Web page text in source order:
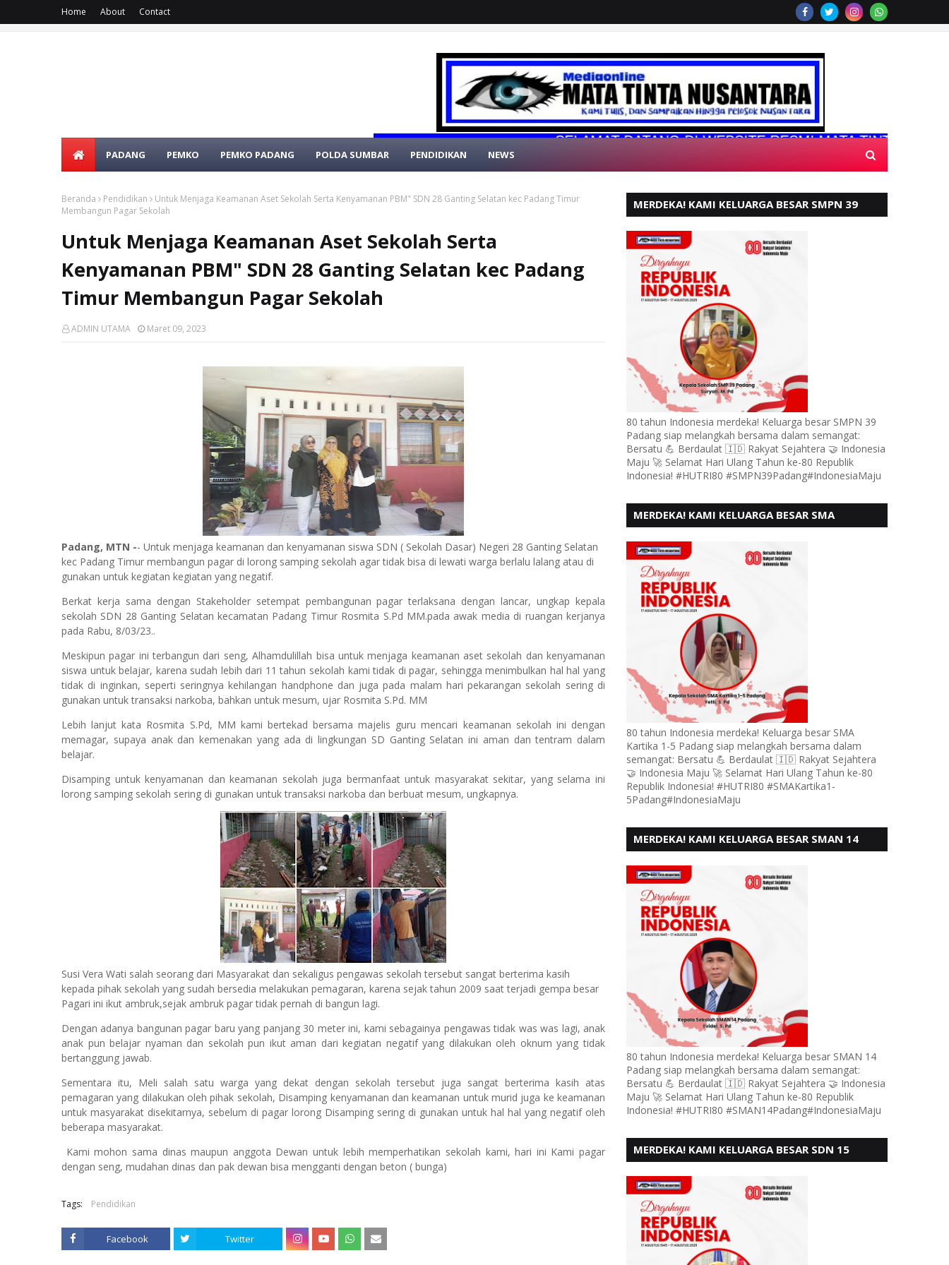
Home About Contact
SELAMAT DATANG DI WEBSITE RESMI MATA TINTA NUSANTARA
PADANG PEMKO PEMKO PADANG POLDA SUMBAR PENDIDIKAN NEWS
Beranda Pendidikan
Untuk Menjaga Keamanan Aset Sekolah Serta Kenyamanan PBM" SDN 28 Ganting Selatan kec Padang Timur
Membangun Pagar Sekolah
Untuk Menjaga Keamanan Aset Sekolah Serta
Kenyamanan PBM" SDN 28 Ganting Selatan kec Padang
Timur Membangun Pagar Sekolah
ADMIN UTAMA Maret 09, 2023
Padang, MTN -- Untuk menjaga keamanan dan kenyamanan siswa SDN ( Sekolah Dasar) Negeri 28 Ganting Selatan
kec Padang Timur membangun pagar di lorong samping sekolah agar tidak bisa di lewati warga berlalu lalang atau di
gunakan untuk kegiatan kegiatan yang negatif.
Berkat kerja sama dengan Stakeholder setempat pembangunan pagar terlaksana dengan lancar, ungkap kepala
sekolah SDN 28 Ganting Selatan kecamatan Padang Timur Rosmita S.Pd MM.pada awak media di ruangan kerjanya
pada Rabu, 8/03/23..
Meskipun pagar ini terbangun dari seng, Alhamdulillah bisa untuk menjaga keamanan aset sekolah dan kenyamanan
siswa untuk belajar, karena sudah lebih dari 11 tahun sekolah kami tidak di pagar, sehingga menimbulkan hal hal yang
tidak di inginkan, seperti seringnya kehilangan handphone dan juga pada malam hari pekarangan sekolah sering di
gunakan untuk transaksi narkoba, bahkan untuk mesum, ujar Rosmita S.Pd. MM
Lebih lanjut kata Rosmita S.Pd, MM kami bertekad bersama majelis guru mencari keamanan sekolah ini dengan
memagar, supaya anak dan kemenakan yang ada di lingkungan SD Ganting Selatan ini aman dan tentram dalam
belajar.
Disamping untuk kenyamanan dan keamanan sekolah juga bermanfaat untuk masyarakat sekitar, yang selama ini
lorong samping sekolah sering di gunakan untuk transaksi narkoba dan berbuat mesum, ungkapnya.
Susi Vera Wati salah seorang dari Masyarakat dan sekaligus pengawas sekolah tersebut sangat berterima kasih
kepada pihak sekolah yang sudah bersedia melakukan pemagaran, karena sejak tahun 2009 saat terjadi gempa besar
Pagari ini ikut ambruk,sejak ambruk pagar tidak pernah di bangun lagi.
Dengan adanya bangunan pagar baru yang panjang 30 meter ini, kami sebagainya pengawas tidak was was lagi, anak
anak pun belajar nyaman dan sekolah pun ikut aman dari kegiatan negatif yang dilakukan oleh oknum yang tidak
bertanggung jawab.
Sementara itu, Meli salah satu warga yang dekat dengan sekolah tersebut juga sangat berterima kasih atas
pemagaran yang dilakukan oleh pihak sekolah, Disamping kenyamanan dan keamanan untuk murid juga ke keamanan
untuk masyarakat disekitarnya, sebelum di pagar lorong Disamping sering di gunakan untuk hal hal yang negatif oleh
beberapa masyarakat.
Kami mohon sama dinas maupun anggota Dewan untuk lebih memperhatikan sekolah kami, hari ini Kami pagar
dengan seng, mudahan dinas dan pak dewan bisa mengganti dengan beton ( bunga)
Tags: Pendidikan
Facebook Twitter
MERDEKA! KAMI KELUARGA BESAR SMPN 39
80 tahun Indonesia merdeka! Keluarga besar SMPN 39
Padang siap melangkah bersama dalam semangat:
Bersatu 💪 Berdaulat 🇮🇩 Rakyat Sejahtera 🤝 Indonesia
Maju 🚀 Selamat Hari Ulang Tahun ke-80 Republik
Indonesia! #HUTRI80 #SMPN39Padang#IndonesiaMaju
MERDEKA! KAMI KELUARGA BESAR SMA
KE - 80, MOTO" BERSATU BERD
80 tahun Indonesia merdeka! Keluarga besar SMA
Kartika 1-5 Padang siap melangkah bersama dalam
semangat: Bersatu 💪 Berdaulat 🇮🇩 Rakyat Sejahtera
🤝 Indonesia Maju 🚀 Selamat Hari Ulang Tahun ke-80
Republik Indonesia! #HUTRI80 #SMAKartika1-
5Padang#IndonesiaMaju
MERDEKA! KAMI KELUARGA BESAR SMAN 14
80 tahun Indonesia merdeka! Keluarga besar SMAN 14
Padang siap melangkah bersama dalam semangat:
Bersatu 💪 Berdaulat 🇮🇩 Rakyat Sejahtera 🤝 Indonesia
Maju 🚀 Selamat Hari Ulang Tahun ke-80 Republik
Indonesia! #HUTRI80 #SMAN14Padang#IndonesiaMaju
MERDEKA! KAMI KELUARGA BESAR SDN 15
- 80